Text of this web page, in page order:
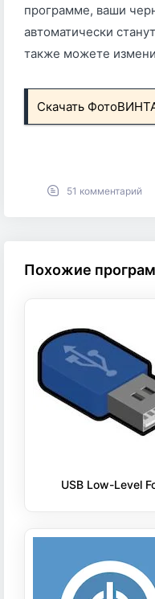
программе, ваши
автоматически
также можете
Скачать
51 комментарий
Похожие
USB Low-Level